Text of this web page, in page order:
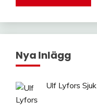
Nya Inlägg
Ulf Lyfors Sjuk